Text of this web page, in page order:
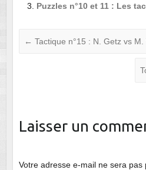
Puzzles n°10 et 11 : Les
← Tactique n°15 : N. Getz vs
Laisser un
Votre adresse e-mail ne sera pas